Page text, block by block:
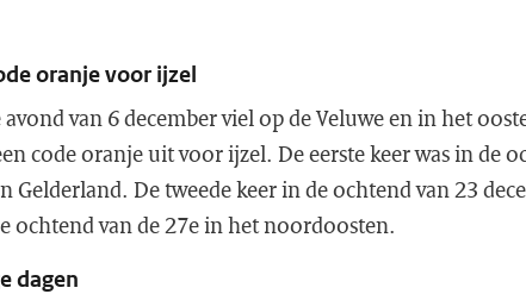
oranje voor ijzel
van 6 december viel op de Veluwe en in het
code oranje uit voor ijzel. De eerste keer was in de
Gelderland. De tweede keer in de ochtend van 23
ochtend van de 27e in het noordoosten.
dagen